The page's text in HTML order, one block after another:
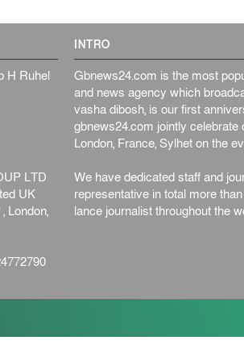
H Ruhel
LTD
UK
London,
INTRO
Gbnews24.com is the most
and news agency which
vasha dibosh, is our first
gbnews24.com jointly
London, France, Sylhet on the
We have dedicated staff and
representative in total more
lance journalist throughout the